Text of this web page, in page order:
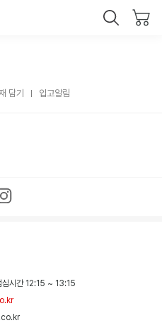
담기 입고알림
심시간 12:15 ~ 13:15